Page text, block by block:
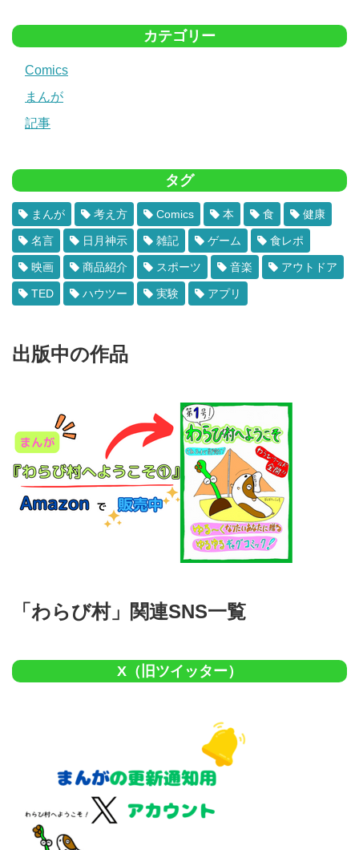
カテゴリー
Comics
まんが
記事
タグ
まんが 考え方 Comics 本 食 健康
名言 日月神示 雑記 ゲーム 食レポ
映画 商品紹介 スポーツ 音楽 アウトドア
TED ハウツー 実験 アプリ
出版中の作品
「わらび村」関連SNS一覧
X（旧ツイッター）